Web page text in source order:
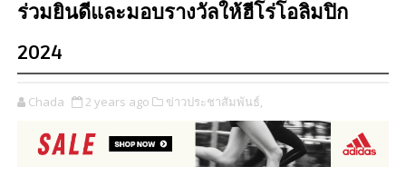
ร่วมยินดีและมอบรางวัลให้ฮีโร่โอลิมปิก
2024
Chada 2 years ago ข่าวประชาสัมพันธ์,